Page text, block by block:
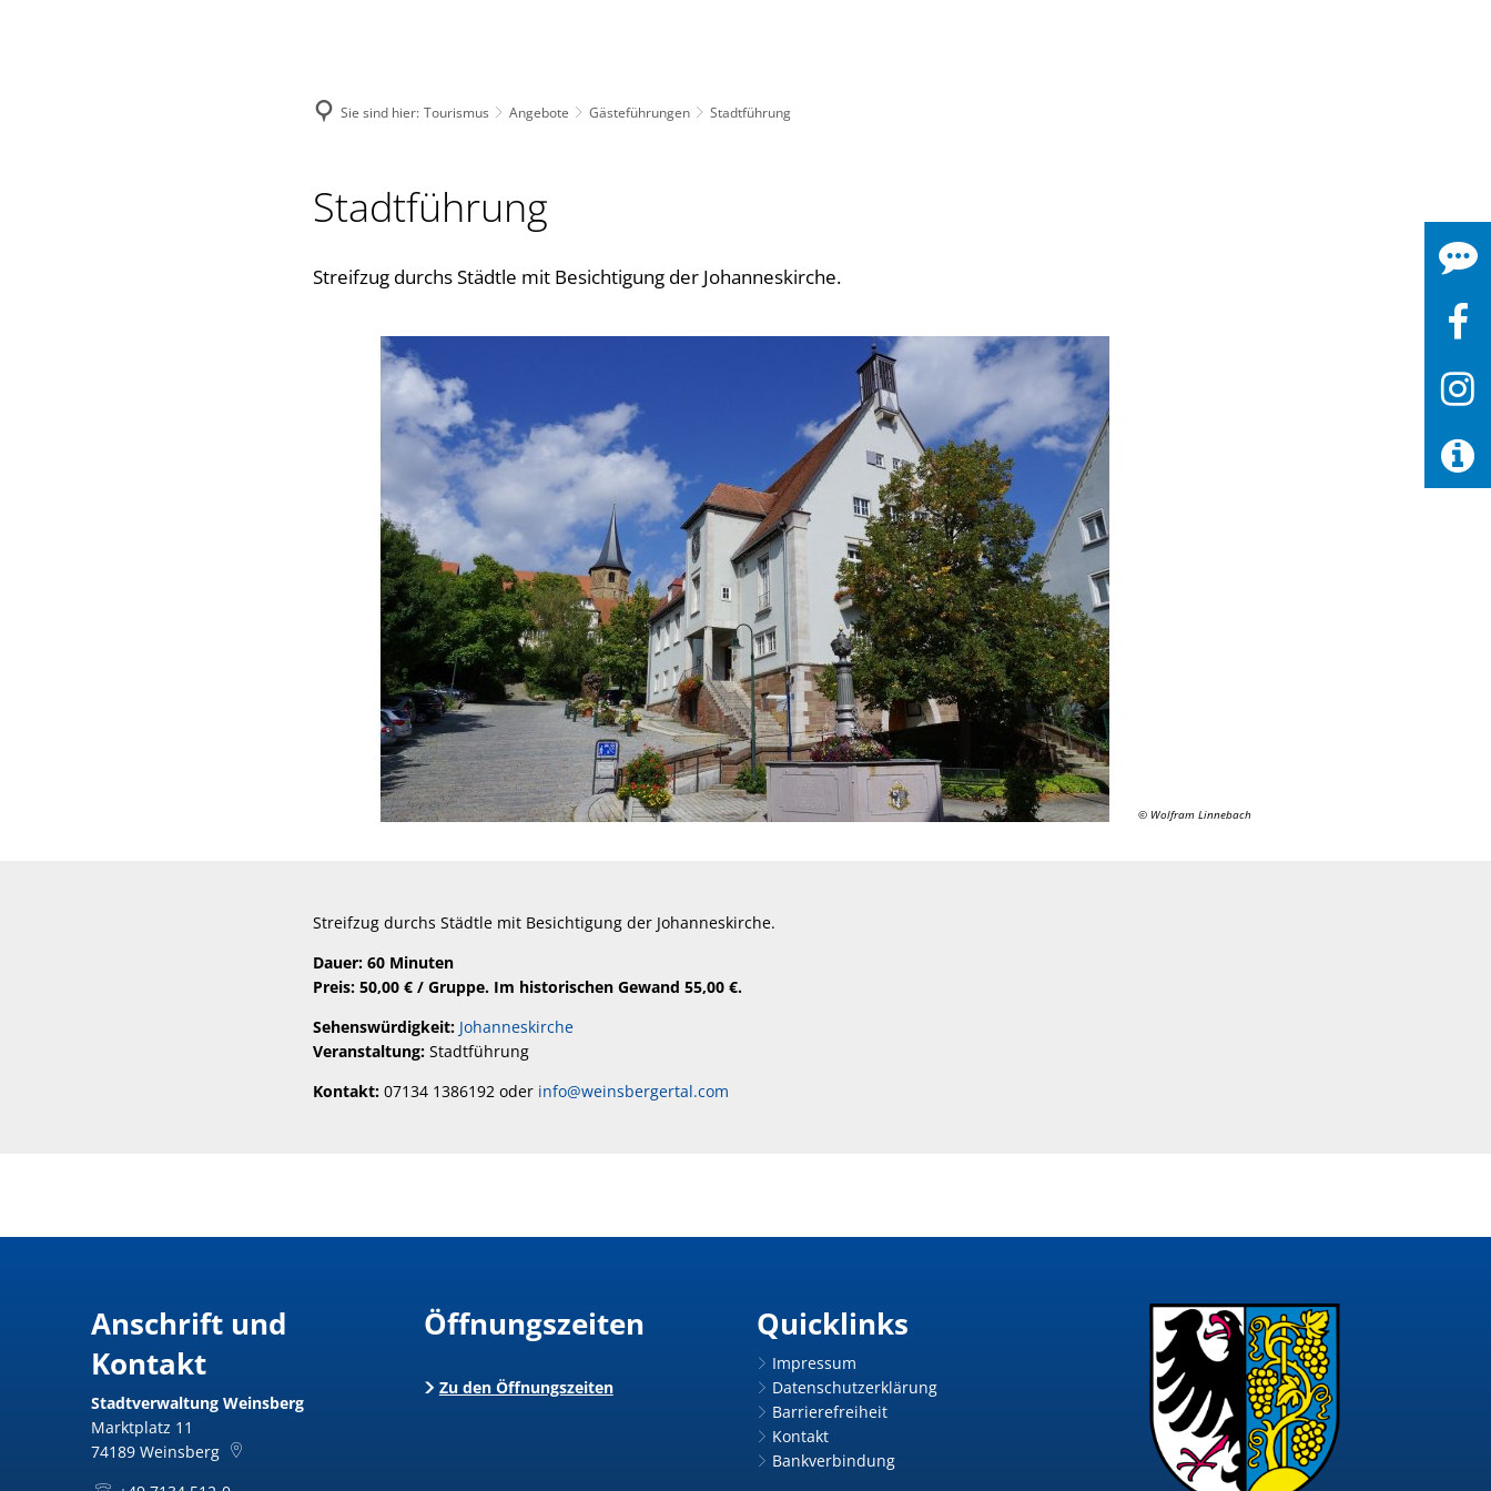
Sie sind hier: Tourismus Angebote Gästeführungen Stadtführung
Stadtführung
Streifzug durchs Städtle mit Besichtigung der Johanneskirche.
© Wolfram Linnebach
Streifzug durchs Städtle mit Besichtigung der Johanneskirche.
Dauer: 60 Minuten
Preis: 50,00 € / Gruppe. Im historischen Gewand 55,00 €.
Sehenswürdigkeit: Johanneskirche
Veranstaltung: Stadtführung
Kontakt: 07134 1386192 oder info@weinsbergertal.com
Anschrift und
Kontakt
Stadtverwaltung Weinsberg
Marktplatz 11
74189 Weinsberg
Öffnungszeiten
Zu den Öffnungszeiten
Quicklinks
Impressum
Datenschutzerklärung
Barrierefreiheit
Kontakt
Bankverbindung